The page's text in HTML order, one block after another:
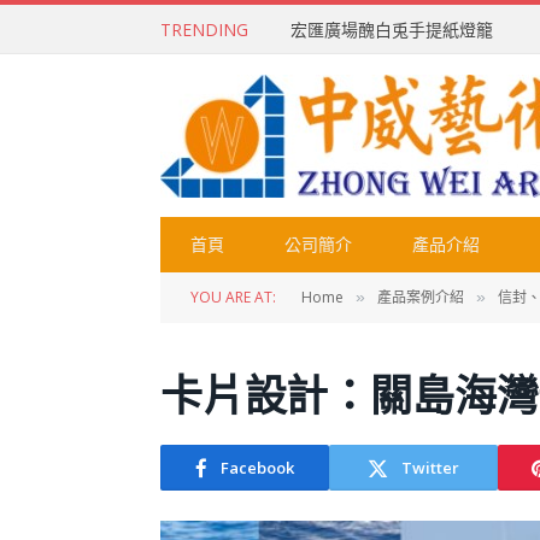
TRENDING 宏匯廣場醜白兎手提紙燈籠
首頁 公司簡介 產品介紹
YOU ARE AT: Home » 產品案例介紹 » 信封
卡片設計：關島海
Facebook Twitter